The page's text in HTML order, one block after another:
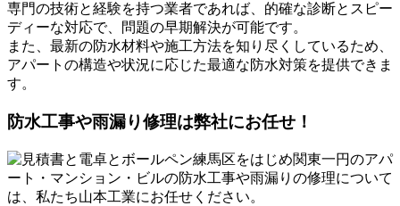
専門の技術と経験を持つ業者であれば、的確な診断とスピー
ディーな対応で、問題の早期解決が可能です。
また、最新の防水材料や施工方法を知り尽くしているため、
アパートの構造や状況に応じた最適な防水対策を提供できま
す。
防水工事や雨漏り修理は弊社にお任せ！
練馬区をはじめ関東一円のアパ
ート・マンション・ビルの防水工事や雨漏りの修理について
は、私たち山本工業にお任せください。